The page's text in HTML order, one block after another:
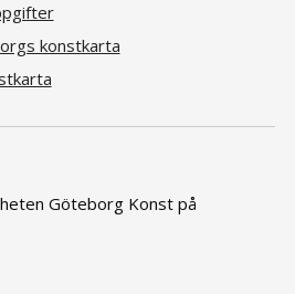
konstkarta
Göteborg Konst på